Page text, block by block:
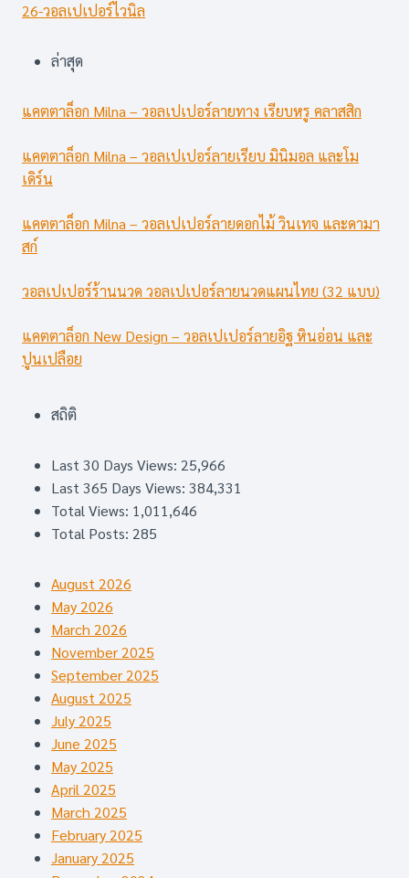
26-วอลเปเปอร์ไวนิล
ล่าสุด
แคตตาล็อก Milna – วอลเปเปอร์ลายทาง เรียบหรู คลาสสิก
แคตตาล็อก Milna – วอลเปเปอร์ลายเรียบ มินิมอล และโม
เดิร์น
แคตตาล็อก Milna – วอลเปเปอร์ลายดอกไม้ วินเทจ และดามา
สก์
วอลเปเปอร์ร้านนวด วอลเปเปอร์ลายนวดแผนไทย (32 แบบ)
แคตตาล็อก New Design – วอลเปเปอร์ลายอิฐ หินอ่อน และ
ปูนเปลือย
สถิติ
Last 30 Days Views: 25,966
Last 365 Days Views: 384,331
Total Views: 1,011,646
Total Posts: 285
August 2026
May 2026
March 2026
November 2025
September 2025
August 2025
July 2025
June 2025
May 2025
April 2025
March 2025
February 2025
January 2025